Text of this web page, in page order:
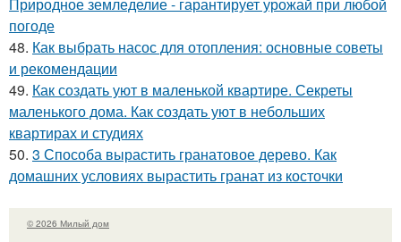
погоде
48. Как выбрать насос для отопления: основные советы
и рекомендации
49. Как создать уют в маленькой квартире. Секреты
маленького дома. Как создать уют в небольших
квартирах и студиях
50. 3 Способа вырастить гранатовое дерево. Как
домашних условиях вырастить гранат из косточки
© 2026 Милый дом